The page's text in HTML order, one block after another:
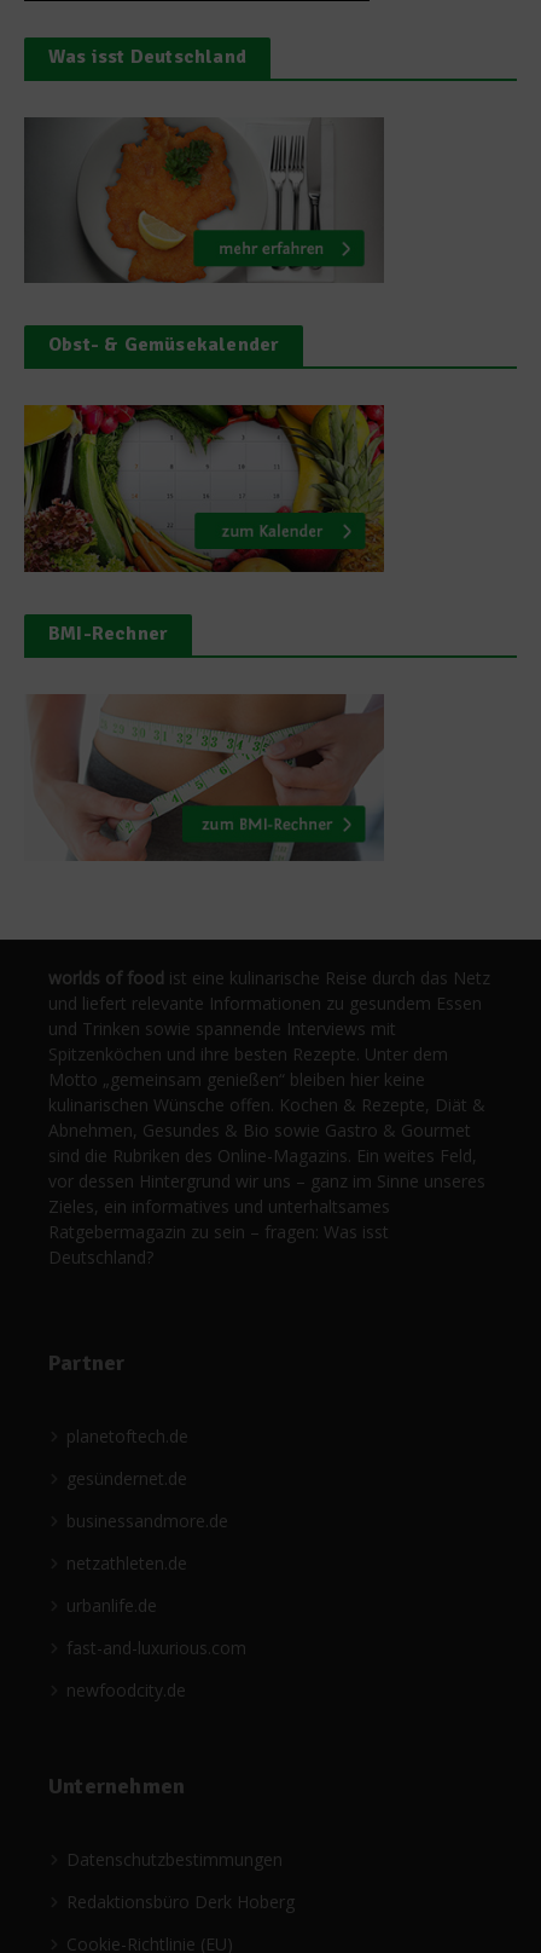
Was isst Deutschland
Obst- & Gemüsekalender
BMI-Rechner
worlds of food ist eine kulinarische Reise durch das Netz
und liefert relevante Informationen zu gesundem Essen
und Trinken sowie spannende Interviews mit
Spitzenköchen und ihre besten Rezepte. Unter dem
Motto „gemeinsam genießen“ bleiben hier keine
kulinarischen Wünsche offen. Kochen & Rezepte, Diät &
Abnehmen, Gesundes & Bio sowie Gastro & Gourmet
sind die Rubriken des Online-Magazins. Ein weites Feld,
vor dessen Hintergrund wir uns – ganz im Sinne unseres
Zieles, ein informatives und unterhaltsames
Ratgebermagazin zu sein – fragen: Was isst
Deutschland?
Partner
planetoftech.de
gesündernet.de
businessandmore.de
netzathleten.de
urbanlife.de
fast-and-luxurious.com
newfoodcity.de
Unternehmen
Datenschutzbestimmungen
Redaktionsbüro Derk Hoberg
Cookie-Richtlinie (EU)